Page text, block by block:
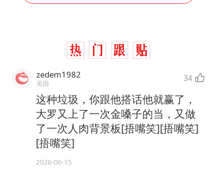
zedem1982
美国 34
这种垃圾，你跟他搭话他就赢了，
大罗又上了一次金嗓子的当，又做
了一次人肉背景板[捂嘴笑][捂嘴笑]
[捂嘴笑]
2026-06-15